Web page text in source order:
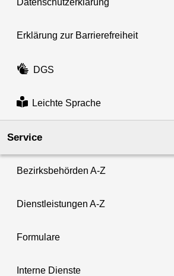
Erklärung zur Barrierefreiheit
DGS
Leichte Sprache
Service
Bezirksbehörden A-Z
Dienstleistungen A-Z
Formulare
Interne Dienste